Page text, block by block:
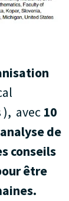
avec 10
de
conseils
être